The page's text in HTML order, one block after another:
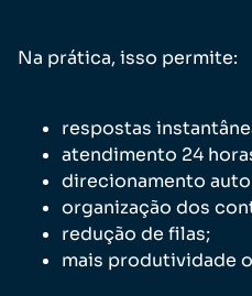
Na prática, isso permite:
respostas
atendimento 24
direcionamento
organização dos
redução de filas;
mais produtividade